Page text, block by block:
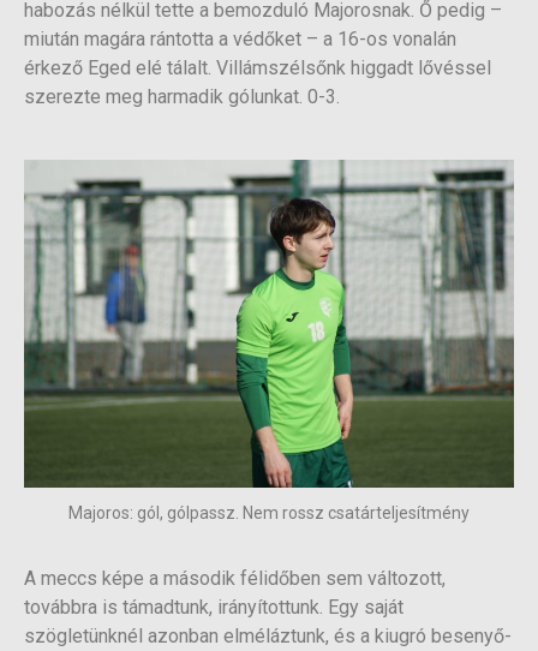
habozás nélkül tette a bemozduló Majorosnak. Ő pedig –
miután magára rántotta a védőket – a 16-os vonalán
érkező Eged elé tálalt. Villámszélsőnk higgadt lővéssel
szerezte meg harmadik gólunkat. 0-3.
Majoros: gól, gólpassz. Nem rossz csatárteljesítmény
A meccs képe a második félidőben sem változott,
továbbra is támadtunk, irányítottunk. Egy saját
szögletünknél azonban elméláztunk, és a kiugró besenyő-